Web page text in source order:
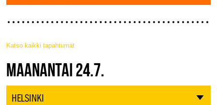
Katso kaikki tapahtumat
JAZZ FINLAND LIVE
MAANANTAI 24.7.
HELSINKI